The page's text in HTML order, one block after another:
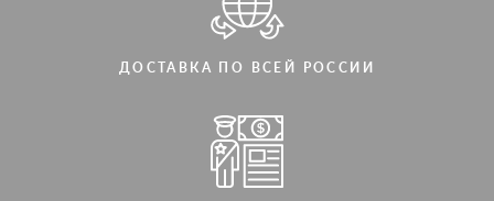
ДОСТАВКА ПО ВСЕЙ РОССИИ